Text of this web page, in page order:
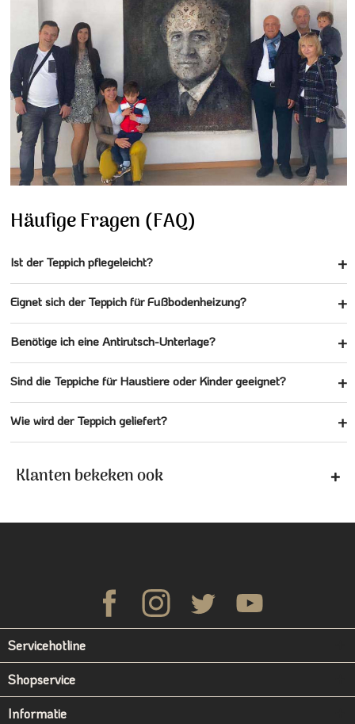
Häufige Fragen (FAQ)
Ist der Teppich pflegeleicht?
Eignet sich der Teppich für Fußbodenheizung?
Benötige ich eine Antirutsch-Unterlage?
Sind die Teppiche für Haustiere oder Kinder geeignet?
Wie wird der Teppich geliefert?
Klanten bekeken ook
Servicehotline
Shopservice
Informatie